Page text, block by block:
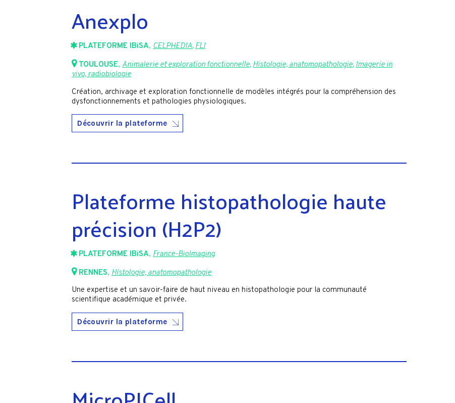
Anexplo
PLATEFORME IBiSA,CELPHEDIA,FLI
TOULOUSE,Animalerie et exploration fonctionnelle,Histologie, anatomopathologie,Imagerie in
vivo, radiobiologie
Création, archivage et exploration fonctionnelle de modèles intégrés pour la compréhension des
dysfonctionnements et pathologies physiologiques.
Découvrir la plateforme
Plateforme histopathologie haute
précision (H2P2)
PLATEFORME IBiSA,France-BioImaging
RENNES,Histologie, anatomopathologie
Une expertise et un savoir-faire de haut niveau en histopathologie pour la communauté
scientifique académique et privée.
Découvrir la plateforme